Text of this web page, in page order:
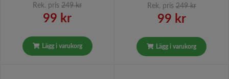
ombre blue, blå. 35 x 120
cm.
Rek. pris 249 kr
99 kr
Lägg i varukorg
lunar rock, off-white. 35 x
120 cm.
Rek. pris 249 kr
99 kr
Lägg i varukorg